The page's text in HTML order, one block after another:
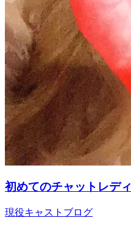
初めてのチャットレディ
現役キャストブログ